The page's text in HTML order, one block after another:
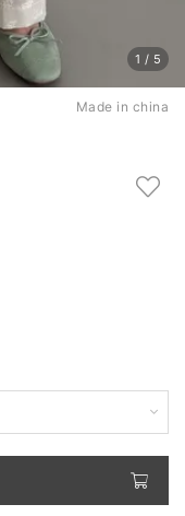
1 / 5
Made in china